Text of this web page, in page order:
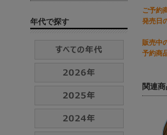
ご予約
発売日
販売中
予約商
関連
年代で探す